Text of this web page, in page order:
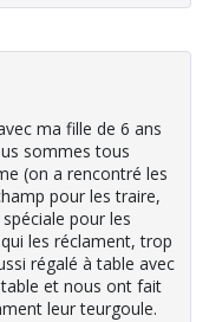
ma fille de 6 ans
sommes tous
(on a rencontré les
pour les traire,
pour les
les réclament, trop
régalé à table avec
et nous ont fait
leur teurgoule.